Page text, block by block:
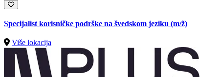
Specijalist korisničke podrške na švedskom jeziku (m/ž)
Više lokacija